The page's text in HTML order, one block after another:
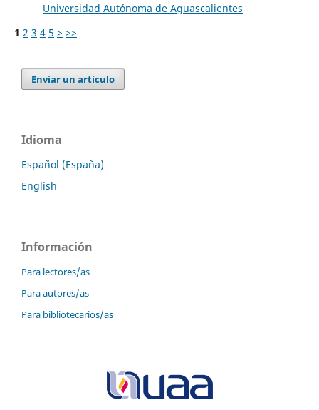
Universidad Autónoma de Aguascalientes
1 2 3 4 5 > >>
Enviar un artículo
Idioma
Español (España)
English
Información
Para lectores/as
Para autores/as
Para bibliotecarios/as